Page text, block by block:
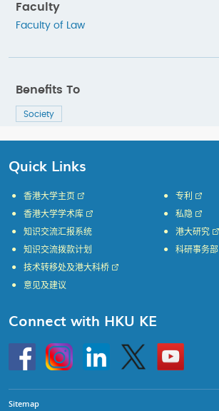
Faculty
Faculty of Law
Benefits To
Society
Quick Links
香港大学主页
香港大学学术库
知识交流汇报系统
知识交流拨款计划
专利
私隐
港大研究
科研事务部
技术转移处及港大科桥
意见及建议
Connect with HKU KE
HKU
InstagramLinkedin Twitter
Go
to
HKU
Sitemap